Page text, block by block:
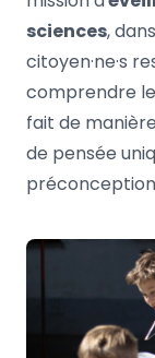
sciences,
citoyen·ne·s
comprendre
fait de
de pensée